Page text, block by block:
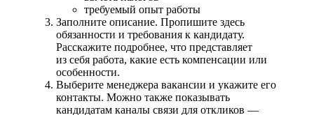
требуемый опыт работы
Заполните описание. Пропишите здесь
обязанности и требования к кандидату.
Расскажите подробнее, что представляет
из себя работа, какие есть компенсации или
особенности.
Выберите менеджера вакансии и укажите его
контакты. Можно также показывать
кандидатам каналы связи для откликов —